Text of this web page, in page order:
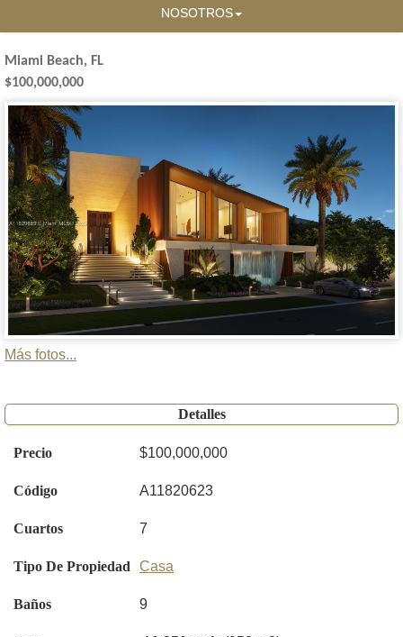
NOSOTROS
Miami Beach, FL
$100,000,000
Más fotos...
Detalles
Precio $100,000,000
Código A11820623
Cuartos 7
Tipo De Propiedad Casa
Baños 9